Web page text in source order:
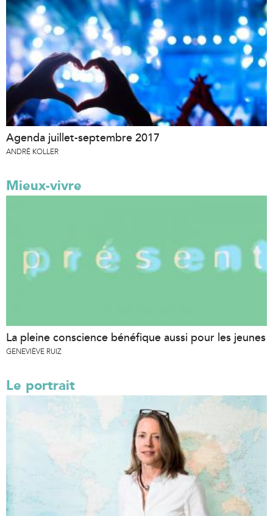
Agenda juillet-septembre 2017
ANDRÉ KOLLER
Mieux-vivre
La pleine conscience bénéfique aussi pour les jeunes
GENEVIÈVE RUIZ
Le portrait